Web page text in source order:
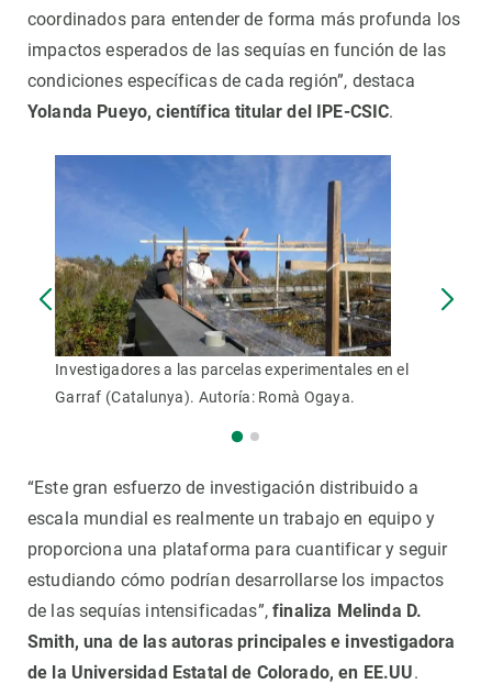
coordinados para entender de forma más profunda los
impactos esperados de las sequías en función de las
condiciones específicas de cada región”, destaca
Yolanda Pueyo, científica titular del IPE-CSIC.
Investigadores a las parcelas experimentales en el
Garraf (Catalunya). Autoría: Romà Ogaya.
“Este gran esfuerzo de investigación distribuido a
escala mundial es realmente un trabajo en equipo y
proporciona una plataforma para cuantificar y seguir
estudiando cómo podrían desarrollarse los impactos
de las sequías intensificadas”,finaliza Melinda D.
Smith, una de las autoras principales e investigadora
de la Universidad Estatal de Colorado, en EE.UU.